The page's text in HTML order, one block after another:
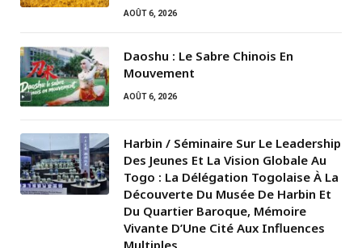
AOÛT 6, 2026
Daoshu : Le Sabre Chinois En
Mouvement
AOÛT 6, 2026
Harbin / Séminaire Sur Le Leadership
Des Jeunes Et La Vision Globale Au
Togo : La Délégation Togolaise À La
Découverte Du Musée De Harbin Et
Du Quartier Baroque, Mémoire
Vivante D’Une Cité Aux Influences